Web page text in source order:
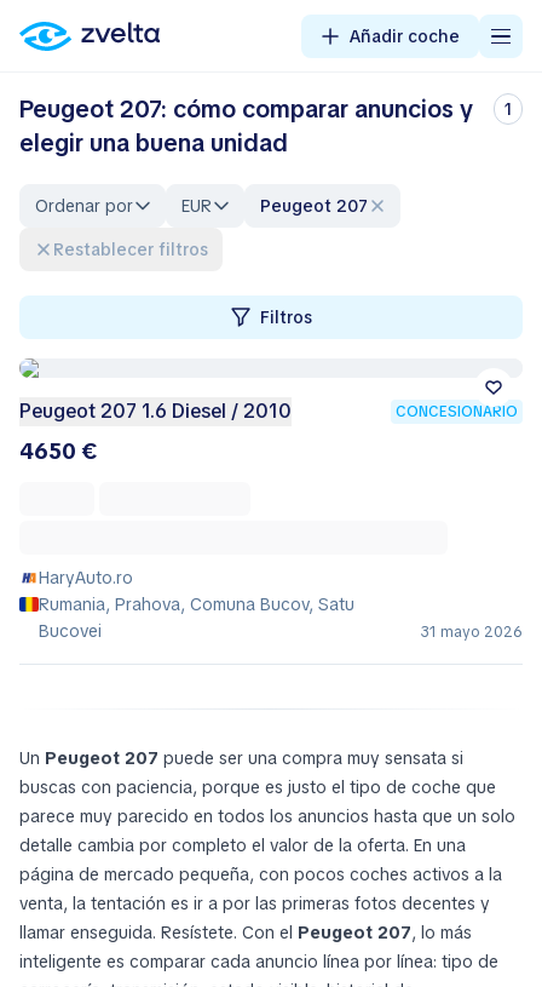
Añadir coche
Peugeot 207: cómo comparar anuncios y
elegir una buena unidad
1
Ordenar por EUR
Peugeot 207
Restablecer filtros
Filtros
Peugeot 207 1.6 Diesel / 2010 CONCESIONARIO
4650 €
HaryAuto.ro
Rumania, Prahova, Comuna Bucov, Satu
Bucovei
31 mayo 2026
Un Peugeot 207 puede ser una compra muy sensata si
buscas con paciencia, porque es justo el tipo de coche que
parece muy parecido en todos los anuncios hasta que un solo
detalle cambia por completo el valor de la oferta. En una
página de mercado pequeña, con pocos coches activos a la
venta, la tentación es ir a por las primeras fotos decentes y
llamar enseguida. Resístete. Con el Peugeot 207, lo más
inteligente es comparar cada anuncio línea por línea: tipo de